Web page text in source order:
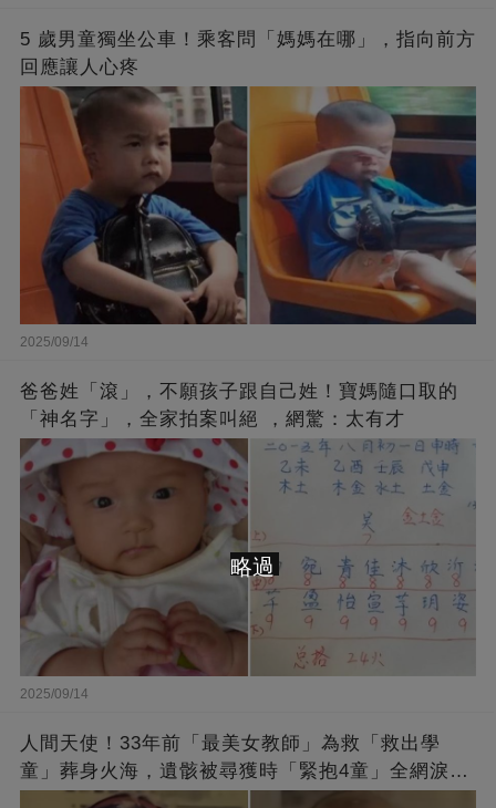
5 歲男童獨坐公車！乘客問「媽媽在哪」，指向前方
回應讓人心疼
2025/09/14
爸爸姓「滾」，不願孩子跟自己姓！寶媽隨口取的
「神名字」，全家拍案叫絕 ，網驚：太有才
2025/09/14
人間天使！33年前「最美女教師」為救「救出學
童」葬身火海，遺骸被尋獲時「緊抱4童」全網淚
崩：真正的英雄不該被遺忘
略過